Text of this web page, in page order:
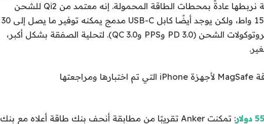
بداية مثيرة للإعجاب لشركة نربطها عادةً بمحطات الطاقة المحمولة. إنه معتمد من Qi2 للشحن
اللاسلكي بقدرة تصل إلى 15 واط، ولكن يوجد أيضًا كابل USB-C مدمج يمكنه توفير ما يصل إلى 30
واط، ويدعم مجموعة من بروتوكولات الشحن (PD 3.0 وPPS وQC 3.0). لتحلية الصفقة بشكل أكبر،
: تمكنت Anker تقريبًا من مطابقة أنحف بنك طاقة أعلاه مع بنك